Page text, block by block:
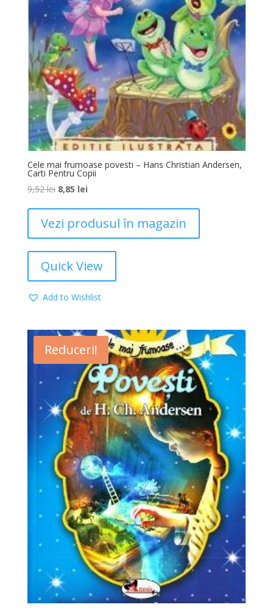
Cele mai frumoase povesti – Hans Christian Andersen,
Carti Pentru Copii
9,52lei 8,85 lei
Vezi produsul în magazin
Quick View
Add to Wishlist
Reduceri!